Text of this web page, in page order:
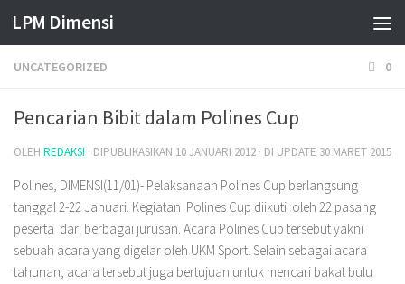
Skip to content
LPM Dimensi
UNCATEGORIZED 0
Pencarian Bibit dalam Polines Cup
OLEH REDAKSI · DIPUBLIKASIKAN 10 JANUARI 2012 · DI UPDATE 30 MARET 2015
Polines, DIMENSI(11/01)- Pelaksanaan Polines Cup berlangsung
tanggal 2-22 Januari. Kegiatan Polines Cup diikuti oleh 22 pasang
peserta dari berbagai jurusan. Acara Polines Cup tersebut yakni
sebuah acara yang digelar oleh UKM Sport. Selain sebagai acara
tahunan, acara tersebut juga bertujuan untuk mencari bakat bulu